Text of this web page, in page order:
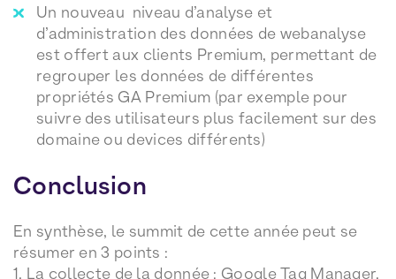
Un nouveau niveau d’analyse et
d’administration des données de webanalyse
est offert aux clients Premium, permettant de
regrouper les données de différentes
propriétés GA Premium (par exemple pour
suivre des utilisateurs plus facilement sur des
domaine ou devices différents)
Conclusion
En synthèse, le summit de cette année peut se
résumer en 3 points :
1. La collecte de la donnée : Google Tag Manager,